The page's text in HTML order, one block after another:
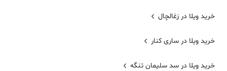
خرید ویلا در زغالچال
خرید ویلا در ساری کنار
خرید ویلا در سد سلیمان تنگه